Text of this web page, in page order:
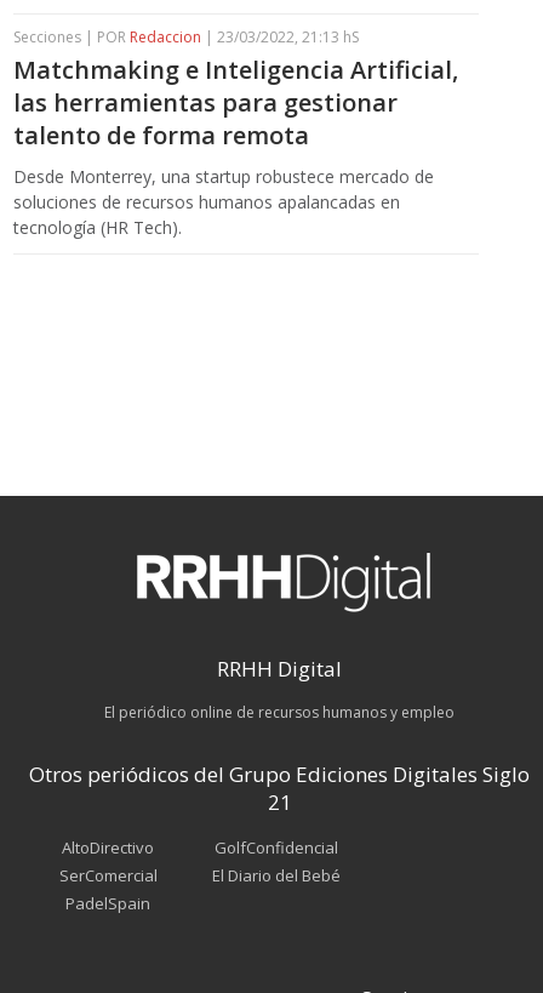
Secciones | POR Redaccion | 23/03/2022, 21:13 hS
Matchmaking e Inteligencia Artificial,
las herramientas para gestionar
talento de forma remota
Desde Monterrey, una startup robustece mercado de
soluciones de recursos humanos apalancadas en
tecnología (HR Tech).
RRHH Digital
El periódico online de recursos humanos y empleo
Otros periódicos del Grupo Ediciones Digitales Siglo
21
AltoDirectivo
SerComercial
PadelSpain
GolfConfidencial
El Diario del Bebé